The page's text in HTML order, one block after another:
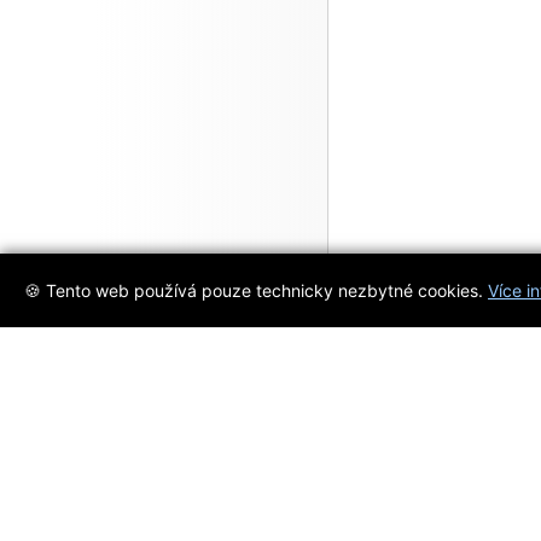
🍪 Tento web používá pouze technicky nezbytné cookies. Více